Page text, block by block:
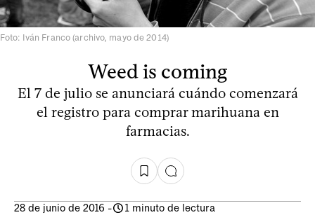
Foto: Iván Franco (archivo, mayo de 2014)
Weed is coming
El 7 de julio se anunciará cuándo comenzará
el registro para comprar marihuana en
farmacias.
28 de junio de 2016 - 1 minuto de lectura